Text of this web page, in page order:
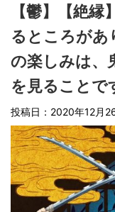
【鬱】【絶
るところがあ
の楽しみは、
を見ることで
投稿日： 2020年12月